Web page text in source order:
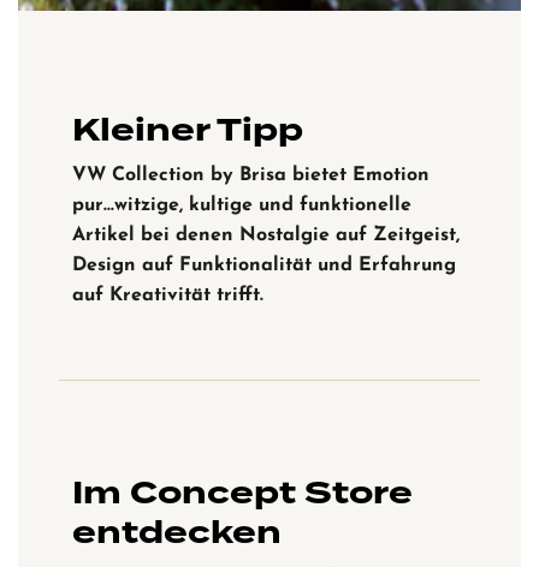
Kleiner Tipp
VW Collection by Brisa bietet Emotion
pur…witzige, kultige und funktionelle
Artikel bei denen Nostalgie auf Zeitgeist,
Design auf Funktionalität und Erfahrung
auf Kreativität trifft.
Im Concept Store
entdecken